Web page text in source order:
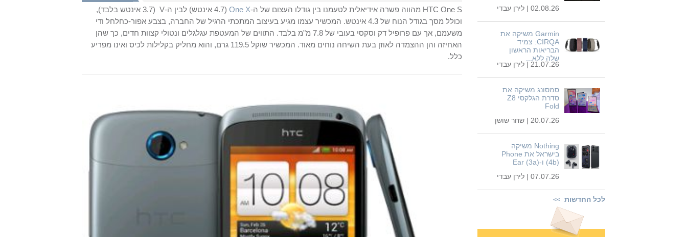
02.08.26 | לירן עבדי
Garmin משיקה את
CIRQA: צמיד
הבריאות הראשון
שלה ללא...
21.07.26 | לירן עבדי
סמסונג משיקה את
סדרת הגלקסי Z8
Fold
20.07.26 |
שחר שושן
Nothing משיקה
בישראל את Phone
(4b) ו-Ear (3a)
07.07.26 |
לירן עבדי
לכל החדשות >>
HTC One S מהווה פשרה אידיאלית לטעמנו בין גודלו העצום של ה-One X (4.7 אינטש) לבין ה- V
(3.7 אינטש בלבד),
וכולל מסך בגודל הנוח של 4.3 אינטש. המכשיר עצמו מגיע בעיצוב המתכתי הרגיל של החברה, בצבע אפור-כחלחל ודי
משעמם, אך עם פרופיל דק וסקסי בעובי של 7.8 מ"מ בלבד. התווים של המעטפת עגלגלים ונטולי קצוות חדים, כך שהן
האחיזה והן ההצמדה לאוזן בעת השיחה נוחים מאוד. המכשיר שוקל 119.5 גרם, והוא מחליק בקלילות לכיס ואינו מפריע
כלל.